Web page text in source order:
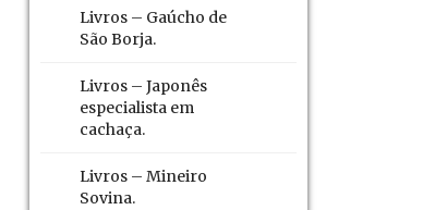
Livros – Gaúcho de
São Borja.
Livros – Japonês
especialista em
cachaça.
Livros – Mineiro
Sovina.